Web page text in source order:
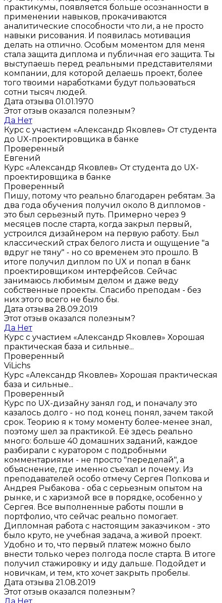
практикумы, появляется больше осознанности в
применении навыков, прокачиваются
аналитические способности что ли, а не просто
навыки рисования. И появилась мотивация
делать на отлично. Особым моментом для меня
стала защита диплома и публичная его защита. Ты
выступаешь перед реальными представителями
компании, для которой делаешь проект, более
того твоими наработками будут пользоваться
сотни тысяч людей.
Дата отзыва 01.01.1970
Этот отзыв оказался полезным?
Да Нет
Курс с участием «Александр Яковлев» От студента
до UX-проектировщика в банке
Проверенный
Евгений
Курс «Александр Яковлев» От студента до UX-
проектировщика в банке
Проверенный
Пишу, потому что реально благодарен ребятам. За
два года обучения получил около 8 дипломов -
это был серьезный путь. Примерно через 9
месяцев после старта, когда закрыл первый,
устроился дизайнером на первую работу. Был
классический страх белого листа и ощущение "а
вдруг не тяну" - но со временем это прошло. В
итоге получил диплом по UX и попал в банк
проектировщиком интерфейсов. Сейчас
занимаюсь любимым делом и даже веду
собственные проекты. Спасибо преподам - без
них этого всего не было бы.
Дата отзыва 28.09.2019
Этот отзыв оказался полезным?
Да Нет
Курс с участием «Александр Яковлев» Хорошая
практическая база и сильные...
Проверенный
ViLichs
Курс «Александр Яковлев» Хорошая практическая
база и сильные...
Проверенный
Курс по UX-дизайну занял год, и поначалу это
казалось долго - но под конец понял, зачем такой
срок. Теорию я к тому моменту более-менее знал,
поэтому шел за практикой. Её здесь реально
много: больше 40 домашних заданий, каждое
разбирали с куратором с подробными
комментариями - не просто "переделай", а
объяснение, где именно съехал и почему. Из
преподавателей особо отмечу Сергея Попкова и
Андрея Рыбакова - оба с серьезным опытом на
рынке, и с харизмой все в порядке, особенно у
Сергея. Все выполненные работы пошли в
портфолио, что сейчас реально помогает.
Дипломная работа с настоящим заказчиком - это
было круто, не учебная задача, а живой проект.
Удобно и то, что первый платеж можно было
внести только через полгода после старта. В итоге
получил стажировку и иду дальше. Подойдет и
новичкам, и тем, кто хочет закрыть пробелы.
Дата отзыва 21.08.2019
Этот отзыв оказался полезным?
Да Нет